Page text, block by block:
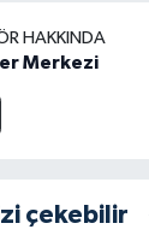
HAKKINDA
Merkezi
çekebilir